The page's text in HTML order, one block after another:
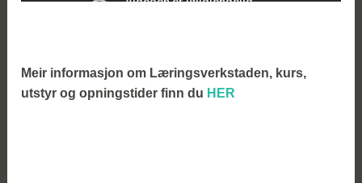
Meir informasjon om Læringsverkstaden, kurs,
utstyr og opningstider finn du HER